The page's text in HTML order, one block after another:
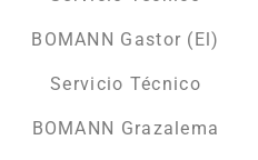
BOMANN Gastor (El)
Servicio Técnico
BOMANN Grazalema